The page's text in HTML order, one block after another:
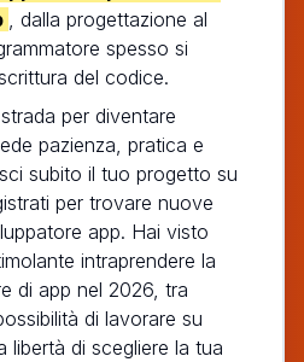
, dalla progettazione al
spesso si
del codice.
per diventare
pazienza, pratica e
subito il tuo progetto su
per trovare nuove
app. Hai visto
intraprendere la
di app nel 2026, tra
di lavorare su
libertà di scegliere la tua